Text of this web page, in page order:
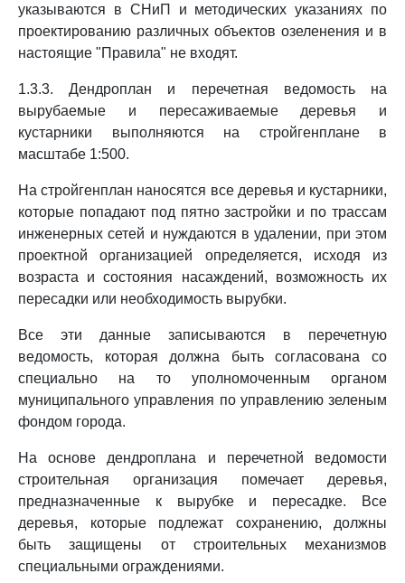
указываются в СНиП и методических указаниях по
проектированию различных объектов озеленения и в
настоящие "Правила" не входят.
1.3.3. Дендроплан и перечетная ведомость на
вырубаемые и пересаживаемые деревья и
кустарники выполняются на стройгенплане в
масштабе 1:500.
На стройгенплан наносятся все деревья и кустарники,
которые попадают под пятно застройки и по трассам
инженерных сетей и нуждаются в удалении, при этом
проектной организацией определяется, исходя из
возраста и состояния насаждений, возможность их
пересадки или необходимость вырубки.
Все эти данные записываются в перечетную
ведомость, которая должна быть согласована со
специально на то уполномоченным органом
муниципального управления по управлению зеленым
фондом города.
На основе дендроплана и перечетной ведомости
строительная организация помечает деревья,
предназначенные к вырубке и пересадке. Все
деревья, которые подлежат сохранению, должны
быть защищены от строительных механизмов
специальными ограждениями.